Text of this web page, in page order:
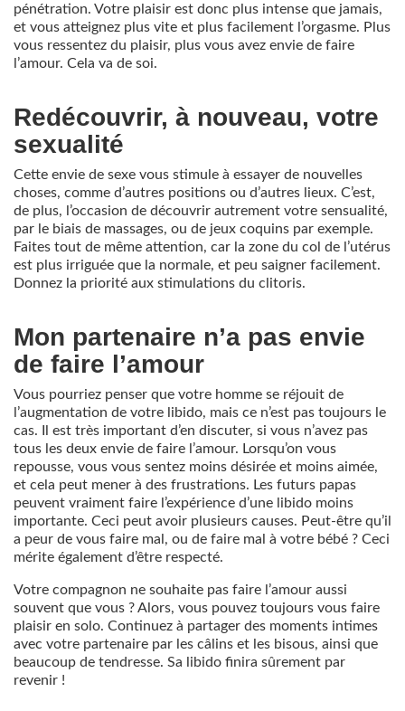
pénétration. Votre plaisir est donc plus intense que jamais,
et vous atteignez plus vite et plus facilement l’orgasme. Plus
vous ressentez du plaisir, plus vous avez envie de faire
l’amour. Cela va de soi.
Redécouvrir, à nouveau, votre
sexualité
Cette envie de sexe vous stimule à essayer de nouvelles
choses, comme d’autres positions ou d’autres lieux. C’est,
de plus, l’occasion de découvrir autrement votre sensualité,
par le biais de massages, ou de jeux coquins par exemple.
Faites tout de même attention, car la zone du col de l’utérus
est plus irriguée que la normale, et peu saigner facilement.
Donnez la priorité aux stimulations du clitoris.
Mon partenaire n’a pas envie
de faire l’amour
Vous pourriez penser que votre homme se réjouit de
l’augmentation de votre libido, mais ce n’est pas toujours le
cas. Il est très important d’en discuter, si vous n’avez pas
tous les deux envie de faire l’amour. Lorsqu’on vous
repousse, vous vous sentez moins désirée et moins aimée,
et cela peut mener à des frustrations. Les futurs papas
peuvent vraiment faire l’expérience d’une libido moins
importante. Ceci peut avoir plusieurs causes. Peut-être qu’il
a peur de vous faire mal, ou de faire mal à votre bébé ? Ceci
mérite également d’être respecté.
Votre compagnon ne souhaite pas faire l’amour aussi
souvent que vous ? Alors, vous pouvez toujours vous faire
plaisir en solo. Continuez à partager des moments intimes
avec votre partenaire par les câlins et les bisous, ainsi que
beaucoup de tendresse. Sa libido finira sûrement par
revenir !